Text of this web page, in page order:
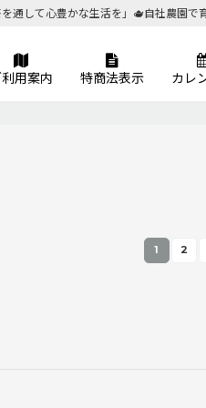
通して心豊かな生活を」🫖自社農園
用案内 特商法表示 カレ
1 2